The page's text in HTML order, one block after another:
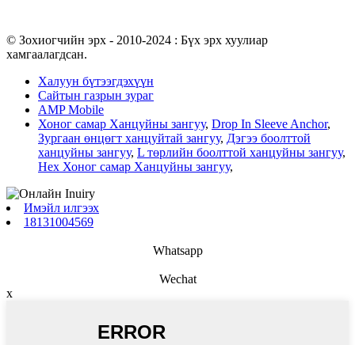
© Зохиогчийн эрх - 2010-2024 : Бүх эрх хуулиар
хамгаалагдсан.
Халуун бүтээгдэхүүн
Сайтын газрын зураг
AMP Mobile
Хоног самар Ханцуйны зангуу, Drop In Sleeve Anchor,
Зургаан өнцөгт ханцуйтай зангуу, Дэгээ боолттой
ханцуйны зангуу, L төрлийн боолттой ханцуйны зангуу,
Hex Хоног самар Ханцуйны зангуу,
Имэйл илгээх
18131004569
Whatsapp
Wechat
x